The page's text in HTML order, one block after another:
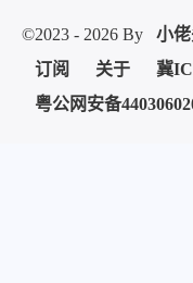
©2023 - 2026 By
小
订阅
关于
冀
粤公网安备